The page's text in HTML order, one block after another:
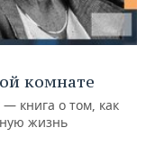
комнате
книга о том, как
жизнь